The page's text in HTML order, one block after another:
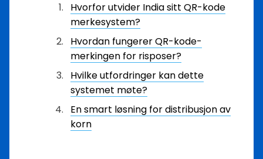
Hvorfor utvider India sitt QR-kode
merkesystem?
Hvordan fungerer QR-kode-
merkingen for risposer?
Hvilke utfordringer kan dette
systemet møte?
En smart løsning for distribusjon av
korn